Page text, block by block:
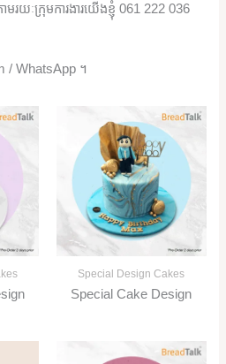
រយៈក្រុមការងារយើងខ្ញុំ 061 222 036
/ WhatsApp ។
Special Design Cakes
Special Cake Design